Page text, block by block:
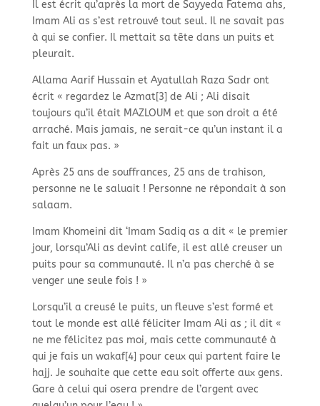
Il est écrit qu’après la mort de Sayyeda Fatema ahs,
Imam Ali as s’est retrouvé tout seul. Il ne savait pas
à qui se confier. Il mettait sa tête dans un puits et
pleurait.
Allama Aarif Hussain et Ayatullah Raza Sadr ont
écrit « regardez le Azmat[3] de Ali ; Ali disait
toujours qu’il était MAZLOUM et que son droit a été
arraché. Mais jamais, ne serait-ce qu’un instant il a
fait un faux pas. »
Après 25 ans de souffrances, 25 ans de trahison,
personne ne le saluait ! Personne ne répondait à son
salaam.
Imam Khomeini dit ‘Imam Sadiq as a dit « le premier
jour, lorsqu’Ali as devint calife, il est allé creuser un
puits pour sa communauté. Il n’a pas cherché à se
venger une seule fois ! »
Lorsqu’il a creusé le puits, un fleuve s’est formé et
tout le monde est allé féliciter Imam Ali as ; il dit «
ne me félicitez pas moi, mais cette communauté à
qui je fais un wakaf[4] pour ceux qui partent faire le
hajj. Je souhaite que cette eau soit offerte aux gens.
Gare à celui qui osera prendre de l’argent avec